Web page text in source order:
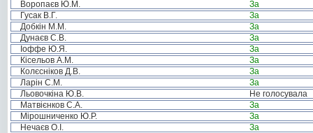
Воропаєв Ю.М.
За
Гусак В.Г.
За
Добкін М.М.
За
Дунаєв С.В.
За
Іоффе Ю.Я.
За
Кісельов А.М.
За
Колєсніков Д.В.
За
Ларін С.М.
За
Льовочкіна Ю.В.
Не голосувала
Матвієнков С.А.
За
Мірошниченко Ю.Р.
За
Нечаєв О.І.
За